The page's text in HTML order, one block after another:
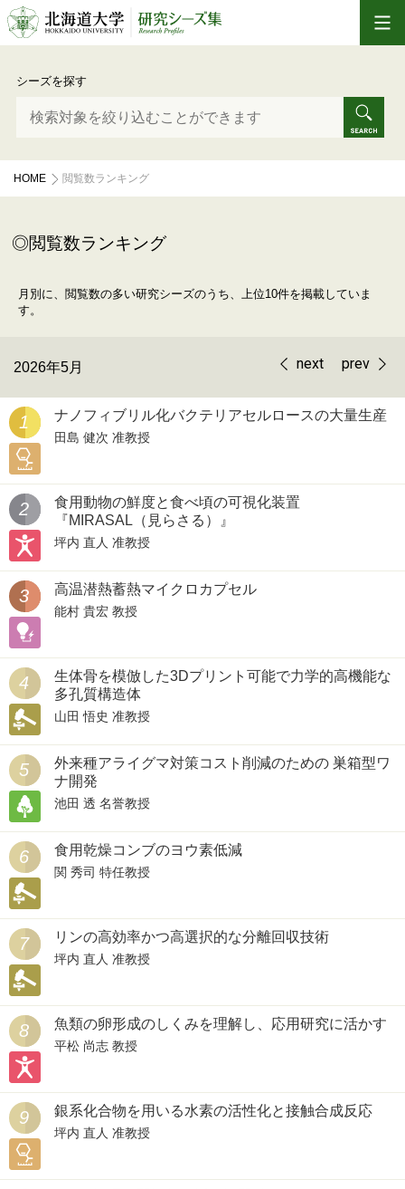
シーズを探す
HOME 閲覧数ランキング
閲覧数ランキング
月別に、閲覧数の多い研究シーズのうち、上位10件を掲載していま
す。
2026年5月 next prev
1 ナノフィブリル化バクテリアセルロースの大量生産
田島 健次 准教授
2
食用動物の鮮度と食べ頃の可視化装置
『MIRASAL（見らさる）』
坪内 直人 准教授
3 高温潜熱蓄熱マイクロカプセル
能村 貴宏 教授
4
生体骨を模倣した3Dプリント可能で力学的高機能な
多孔質構造体
山田 悟史 准教授
5
外来種アライグマ対策コスト削減のための 巣箱型ワ
ナ開発
池田 透 名誉教授
6 食用乾燥コンブのヨウ素低減
関 秀司 特任教授
7 リンの高効率かつ高選択的な分離回収技術
坪内 直人 准教授
8 魚類の卵形成のしくみを理解し、応用研究に活かす
平松 尚志 教授
9 銀系化合物を用いる水素の活性化と接触合成反応
坪内 直人 准教授